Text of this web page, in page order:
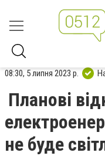
08:30, 5 липня 2023 р.
Планові
не буде